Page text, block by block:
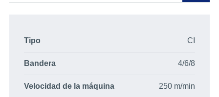
Tipo CI
Bandera 4/6/8
Velocidad de la máquina 250 m/min